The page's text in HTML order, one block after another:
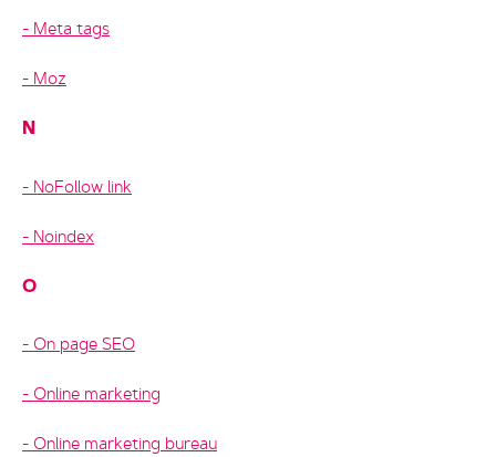
Meta tags
Moz
N
NoFollow link
Noindex
O
On page SEO
Online marketing
Online marketing bureau